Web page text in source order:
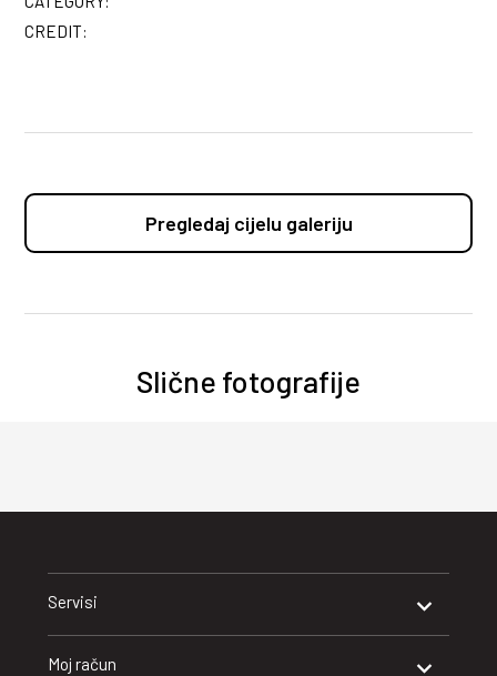
CREDIT:
Pregledaj cijelu galeriju
Slične fotografije
Servisi
Moj račun